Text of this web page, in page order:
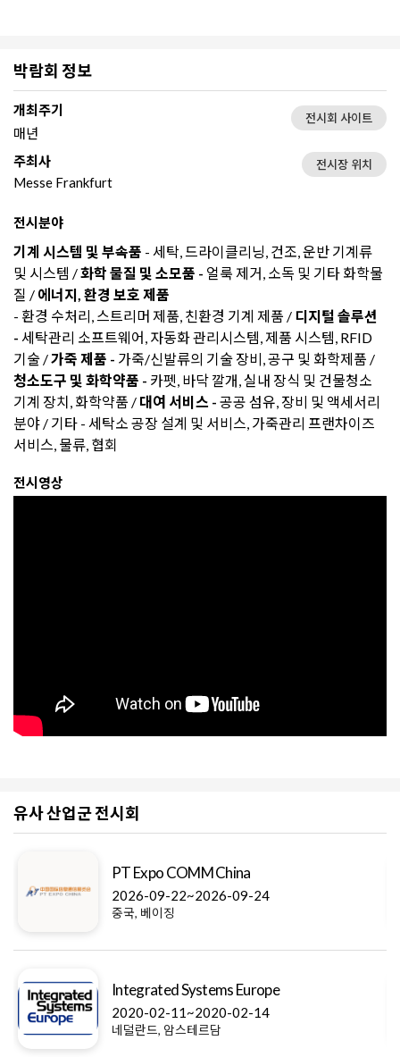
박람회 정보
개최주기
매년
전시회 사이트
주최사
Messe Frankfurt
전시장 위치
전시분야
기계 시스템 및 부속품 - 세탁, 드라이클리닝, 건조, 운반 기계류
및 시스템 /화학 물질 및 소모품 - 얼룩 제거, 소독 및 기타 화학물
질 / 에너지, 환경 보호 제품
- 환경 수처리, 스트리머 제품, 친환경 기계 제품 / 디지털 솔루션
- 세탁관리 소프트웨어, 자동화 관리시스템, 제품 시스템, RFID
기술 /가죽 제품 - 가죽/신발류의 기술 장비, 공구 및 화학제품 /
청소도구 및 화학약품 - 카펫, 바닥 깔개, 실내 장식 및 건물청소
기계 장치, 화학약품 / 대여 서비스 - 공공 섬유, 장비 및 액세서리
분야 / 기타 - 세탁소 공장 설계 및 서비스, 가죽관리 프랜차이즈
서비스, 물류, 협회
전시영상
유사 산업군 전시회
PT Expo COMM China
2026-09-22~2026-09-24
중국, 베이징
Integrated Systems Europe
2020-02-11~2020-02-14
네덜란드, 암스테르담